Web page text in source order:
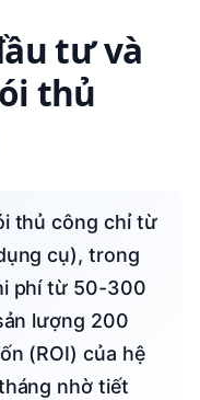
tư và
thủ
cụ), trong
phí từ 50-300
lượng 200
(ROI) của hệ
nhờ tiết